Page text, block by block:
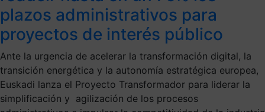
plazos administrativos para
proyectos de interés público
Ante la urgencia de acelerar la transformación digital, la
transición energética y la autonomía estratégica europea,
Euskadi lanza el Proyecto Transformador para liderar la
simplificación y agilización de los procesos